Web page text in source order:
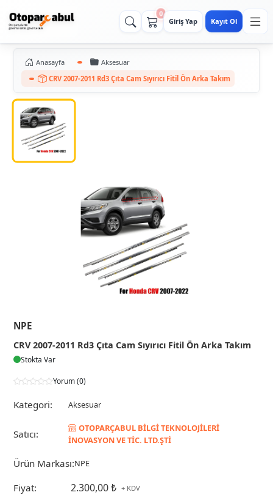
0
Giriş Yap Kayıt Ol
Anasayfa
Aksesuar
CRV 2007-2011 Rd3 Çıta Cam Sıyırıcı Fitil Ön Arka Takım
NPE
CRV 2007-2011 Rd3 Çıta Cam Sıyırıcı Fitil Ön Arka Takım
Stokta Var
Yorum (0)
Kategori: Aksesuar
Satıcı:
OTOPARÇABUL BİLGİ TEKNOLOJİLERİ
İNOVASYON VE TİC. LTD.ŞTİ
Ürün Markası:NPE
Fiyat: 2.300,00 ₺ + KDV